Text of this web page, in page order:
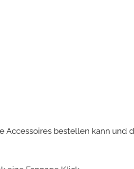
Accessoires bestellen kann und